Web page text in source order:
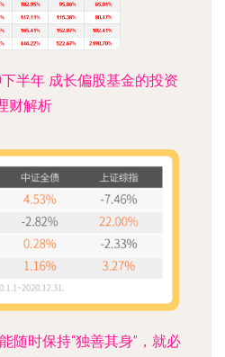
半年 成长偏股基金的投资
财解析
随时保持“独善其身”，就必